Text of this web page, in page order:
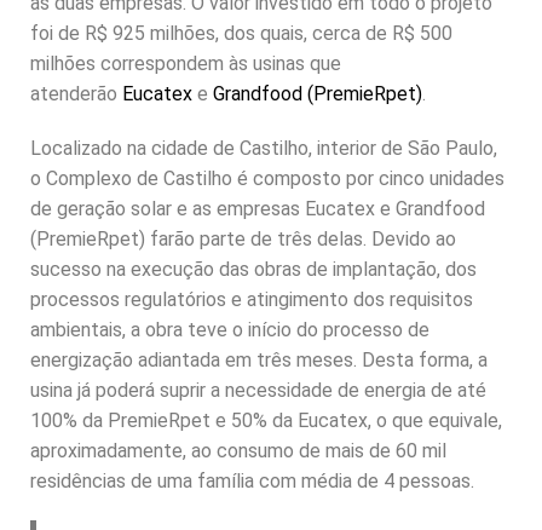
foi de R$ 925 milhões, dos quais, cerca de R$ 500
milhões correspondem às usinas que
atenderão Eucatex e Grandfood (PremieRpet).
Localizado na cidade de Castilho, interior de São Paulo,
o Complexo de Castilho é composto por cinco unidades
de geração solar e as empresas Eucatex e Grandfood
(PremieRpet) farão parte de três delas. Devido ao
sucesso na execução das obras de implantação, dos
processos regulatórios e atingimento dos requisitos
ambientais, a obra teve o início do processo de
energização adiantada em três meses. Desta forma, a
usina já poderá suprir a necessidade de energia de até
100% da PremieRpet e 50% da Eucatex, o que equivale,
aproximadamente, ao consumo de mais de 60 mil
residências de uma família com média de 4 pessoas.